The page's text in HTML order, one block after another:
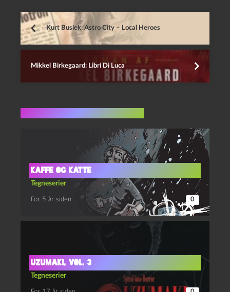
Kurt Busiek: Astro City – Local Heroes
Mikkel Birkegaard: Libri Di Luca
Kaffe og katte
Tegneserier
For 5 år siden 0
Uzumaki, vol. 3
Tegneserier